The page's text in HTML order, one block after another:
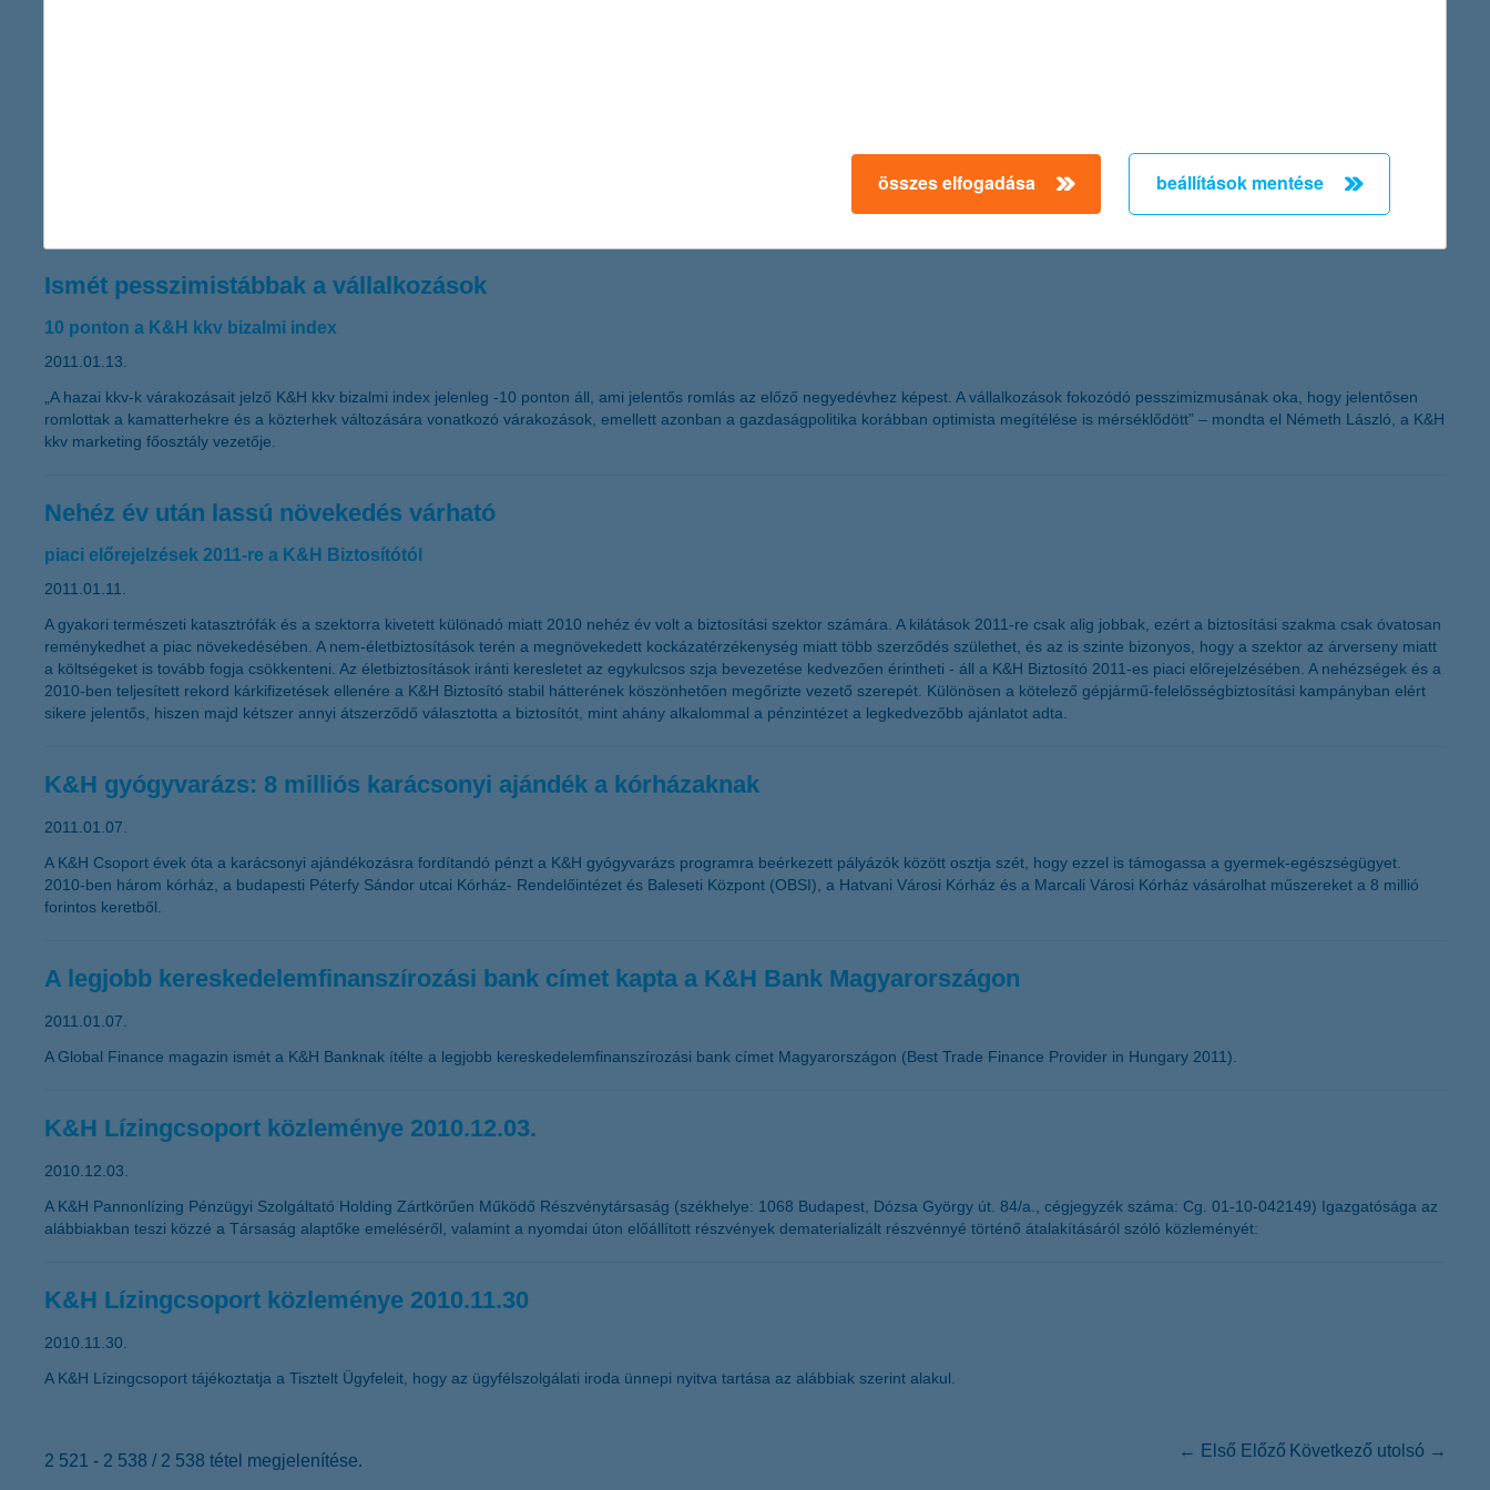
A K&H ismét rangos elismerésben részesült. Ezúttal a neves nemzetközi magazin, a The Banker adományozta a “The Bank of the Year in Hungary - 2011” címet a K&H-nak, díjazva eredményeit és
Ismét pesszimistábbak a vállalkozások
10 ponton a K&H kkv bizalmi index
2011.01.13.
„A hazai kkv-k várakozásait jelző K&H kkv bizalmi index jelenleg -10 ponton áll, ami jelentős romlás az előző negyedévhez képest. A vállalkozások fokozódó pesszimizmusának oka, hogy jelentősen
romlottak a kamatterhekre és a közterhek változására vonatkozó várakozások, emellett azonban a gazdaságpolitika korábban optimista megítélése is mérséklődött” – mondta el Németh László, a K&H
kkv marketing főosztály vezetője.
Nehéz év után lassú növekedés várható
piaci előrejelzések 2011-re a K&H Biztosítótól
2011.01.11.
A gyakori természeti katasztrófák és a szektorra kivetett különadó miatt 2010 nehéz év volt a biztosítási szektor számára. A kilátások 2011-re csak alig jobbak, ezért a biztosítási szakma csak óvatosan
reménykedhet a piac növekedésében. A nem-életbiztosítások terén a megnövekedett kockázatérzékenység miatt több szerződés születhet, és az is szinte bizonyos, hogy a szektor az árverseny miatt
a költségeket is tovább fogja csökkenteni. Az életbiztosítások iránti keresletet az egykulcsos szja bevezetése kedvezően érintheti - áll a K&H Biztosító 2011-es piaci előrejelzésében. A nehézségek és a
2010-ben teljesített rekord kárkifizetések ellenére a K&H Biztosító stabil hátterének köszönhetően megőrizte vezető szerepét. Különösen a kötelező gépjármű-felelősségbiztosítási kampányban elért
sikere jelentős, hiszen majd kétszer annyi átszerződő választotta a biztosítót, mint ahány alkalommal a pénzintézet a legkedvezőbb ajánlatot adta.
K&H gyógyvarázs: 8 milliós karácsonyi ajándék a kórházaknak
2011.01.07.
A K&H Csoport évek óta a karácsonyi ajándékozásra fordítandó pénzt a K&H gyógyvarázs programra beérkezett pályázók között osztja szét, hogy ezzel is támogassa a gyermek-egészségügyet.
2010-ben három kórház, a budapesti Péterfy Sándor utcai Kórház- Rendelőintézet és Baleseti Központ (OBSI), a Hatvani Városi Kórház és a Marcali Városi Kórház vásárolhat műszereket a 8 millió
forintos keretből.
A legjobb kereskedelemfinanszírozási bank címet kapta a K&H Bank Magyarországon
2011.01.07.
A Global Finance magazin ismét a K&H Banknak ítélte a legjobb kereskedelemfinanszírozási bank címet Magyarországon (Best Trade Finance Provider in Hungary 2011).
K&H Lízingcsoport közleménye 2010.12.03.
2010.12.03.
A K&H Pannonlízing Pénzügyi Szolgáltató Holding Zártkörűen Működő Részvénytársaság (székhelye: 1068 Budapest, Dózsa György út. 84/a., cégjegyzék száma: Cg. 01-10-042149) Igazgatósága az
alábbiakban teszi közzé a Társaság alaptőke emeléséről, valamint a nyomdai úton előállított részvények dematerializált részvénnyé történő átalakításáról szóló közleményét:
K&H Lízingcsoport közleménye 2010.11.30
2010.11.30.
A K&H Lízingcsoport tájékoztatja a Tisztelt Ügyfeleit, hogy az ügyfélszolgálati iroda ünnepi nyitva tartása az alábbiak szerint alakul.
2 521 - 2 538 / 2 538 tétel megjelenítése.
← Első Előző Következő utolsó →
összes elfogadása beállítások mentése